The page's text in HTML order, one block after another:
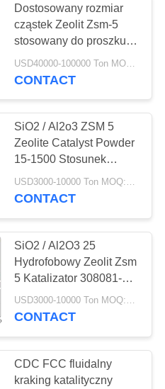
Dostosowany rozmiar
cząstek Zeolit ​​Zsm-5
stosowany do proszku
katalizatora FCC zsm-5
zsm-5 nano
USD40000-100000 Ton MOQ:1 KG
CONTACT
SiO2 / Al2o3 ZSM 5
Zeolite Catalyst Powder
15-1500 Stosunek
molowy dla FCC
USD3000-10000 Ton MOQ:1 KG
CONTACT
SiO2 / Al2O3 25
Hydrofobowy Zeolit ​​Zsm
5 Katalizator 308081-08-
5
USD3000-10000 Ton MOQ:1 KG
CONTACT
CDC FCC fluidalny
kraking katalityczny